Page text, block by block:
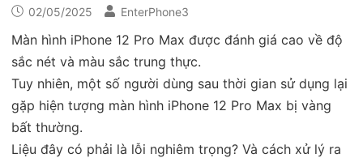
02/05/2025 EnterPhone3
Màn hình iPhone 12 Pro Max được đánh giá cao về độ
sắc nét và màu sắc trung thực.
Tuy nhiên, một số người dùng sau thời gian sử dụng lại
gặp hiện tượng màn hình iPhone 12 Pro Max bị vàng
bất thường.
Liệu đây có phải là lỗi nghiêm trọng? Và cách xử lý ra